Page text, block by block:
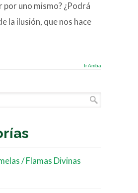
uno mismo? ¿Podrá
la ilusión, que nos hace
Ir Arriba
/ Flamas Divinas